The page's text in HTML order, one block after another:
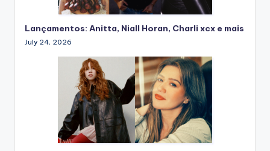
Lançamentos: Anitta, Niall Horan, Charli xcx e mais
July 24, 2026